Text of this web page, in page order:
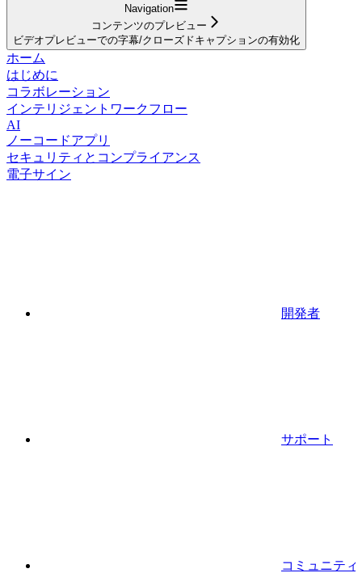
Navigation
コンテンツのプレビュー
ビデオプレビューでの字幕/クローズドキャプションの有効化
ホーム
はじめに
コラボレーション
インテリジェントワークフロー
AI
ノーコードアプリ
セキュリティとコンプライアンス
電子サイン
開発者
サポート
コミュニティ